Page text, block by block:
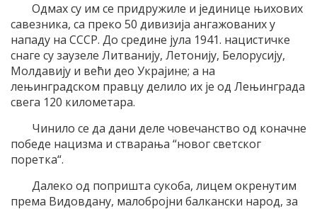
Одмах су им се придружиле и јединице њихових
савезника, са преко 50 дивизија ангажованих у
нападу на СССР. До средине јула 1941. нацистичке
снаге су заузеле Литванију, Летонију, Белорусију,
Молдавију и већи део Украјине; а на
лењинградском правцу делило их је од Лењинграда
свега 120 километара.
Чинило се да дани деле човечанство од коначне
победе нацизма и стварања “новог светског
поретка“.
Далеко од попришта сукоба, лицем окренутим
према Видовдану, малобројни балкански народ, за